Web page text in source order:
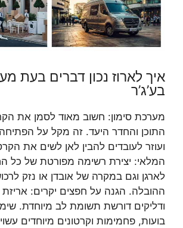
איך לארוז נכון דברים בעת
בע’ג’ר
מערכת סימון: חשוב מאוד לסמן את
התוכן והחדר היעד. זה מקל על
ועוזר לעובדים להבין לאן לשים את
המלאי: יצירת רשימה מפורטת של כל
לארגן וגם במקרה של אובדן או נזק
ההובלה. הגנה על חפצים יקרים: אריזת
ודליקים דורשת תשומת לב מיוחדת.
בועות, פחמימות וקרטונים מיוחדים